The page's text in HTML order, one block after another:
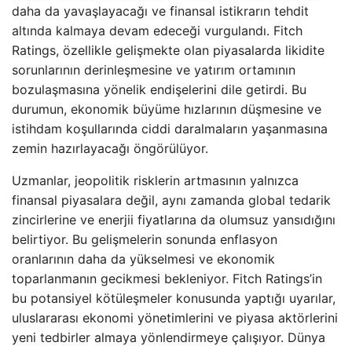
daha da yavaşlayacağı ve finansal istikrarın tehdit
altında kalmaya devam edeceği vurgulandı. Fitch
Ratings, özellikle gelişmekte olan piyasalarda likidite
sorunlarının derinleşmesine ve yatırım ortamının
bozulaşmasına yönelik endişelerini dile getirdi. Bu
durumun, ekonomik büyüme hızlarının düşmesine ve
istihdam koşullarında ciddi daralmaların yaşanmasına
zemin hazırlayacağı öngörülüyor.
Uzmanlar, jeopolitik risklerin artmasının yalnızca
finansal piyasalara değil, aynı zamanda global tedarik
zincirlerine ve enerjii fiyatlarına da olumsuz yansıdığını
belirtiyor. Bu gelişmelerin sonunda enflasyon
oranlarının daha da yükselmesi ve ekonomik
toparlanmanın gecikmesi bekleniyor. Fitch Ratings’in
bu potansiyel kötüleşmeler konusunda yaptığı uyarılar,
uluslararası ekonomi yönetimlerini ve piyasa aktörlerini
yeni tedbirler almaya yönlendirmeye çalışıyor. Dünya